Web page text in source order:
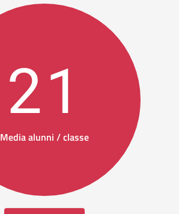
21
Media alunni / classe